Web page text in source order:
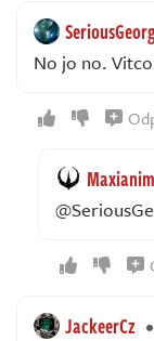
No jo no.
JackeerCz